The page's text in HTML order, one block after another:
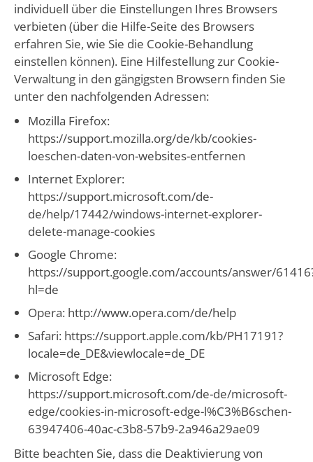
individuell über die Einstellungen Ihres Browsers
verbieten (über die Hilfe-Seite des Browsers
erfahren Sie, wie Sie die Cookie-Behandlung
einstellen können). Eine Hilfestellung zur Cookie-
Verwaltung in den gängigsten Browsern finden Sie
unter den nachfolgenden Adressen:
Mozilla Firefox:
https://support.mozilla.org/de/kb/cookies-
loeschen-daten-von-websites-entfernen
Internet Explorer:
https://support.microsoft.com/de-
de/help/17442/windows-internet-explorer-
delete-manage-cookies
Google Chrome:
https://support.google.com/accounts/answer/
hl=de
Opera: http://www.opera.com/de/help
Safari: https://support.apple.com/kb/PH17191?
locale=de_DE&viewlocale=de_DE
Microsoft Edge:
https://support.microsoft.com/de-de/microsoft-
edge/cookies-in-microsoft-edge-l%C3%B6schen-
63947406-40ac-c3b8-57b9-2a946a29ae09
Bitte beachten Sie, dass die Deaktivierung von